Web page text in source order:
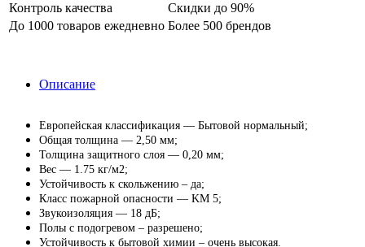
Контроль качества
Скидки до 90%
До 1000 товаров ежедневно Более 500 брендов
Описание
Европейская классификация — Бытовой нормальный;
Общая толщина — 2,50 мм;
Толщина защитного слоя — 0,20 мм;
Вес — 1.75 кг/м2;
Устойчивость к скольжению – да;
Класс пожарной опасности — KM 5;
Звукоизоляция — 18 дБ;
Полы с подогревом – разрешено;
Устойчивость к бытовой химии – очень высокая.